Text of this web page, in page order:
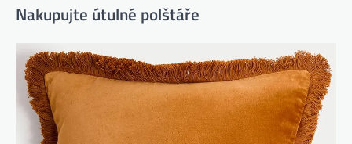
Nakupujte útulné polštáře